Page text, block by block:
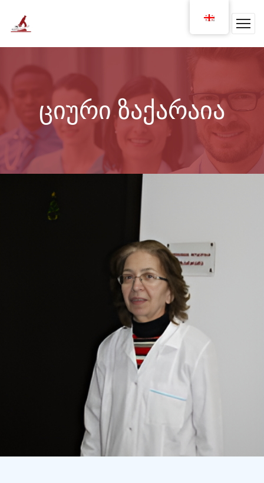
ციური ზაქარაია